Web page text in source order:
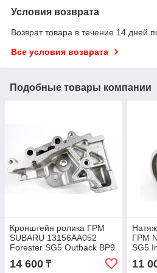
Условия возврата
Возврат товара в течение 14 дней
Все условия возврата
Подобные товары компании
Кронштейн ролика ГРМ
SUBARU 13156AA052
Forester SG5 Outback BP9
Legacy BL5 Impreza GD9
Exiga YA4 BT
14 600 ₸
ГРМ
SG5
11